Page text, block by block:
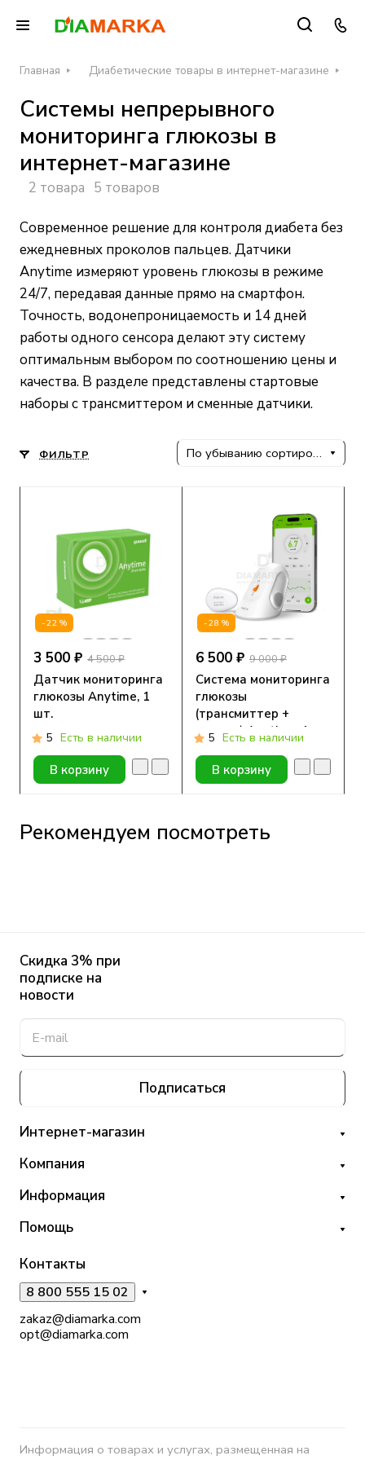
Главная Диабетические товары в интернет-магазине
Системы непрерывного
мониторинга глюкозы в
интернет-магазине
2 товара 5 товаров
Современное решение для контроля диабета без
ежедневных проколов пальцев. Датчики
Anytime измеряют уровень глюкозы в режиме
24/7, передавая данные прямо на смартфон.
Точность, водонепроницаемость и 14 дней
работы одного сенсора делают эту систему
оптимальным выбором по соотношению цены и
качества. В разделе представлены стартовые
наборы с трансмиттером и сменные датчики.
ФИЛЬТР По убыванию сортировки
-22%
3 500 ₽ 4 500 ₽
Датчик мониторинга
глюкозы Anytime, 1
шт.
5 Есть в наличии
В корзину
-28%
6 500 ₽ 9 000 ₽
Система мониторинга
глюкозы
(трансмиттер +
датчик) Anytime, 1
шт.
5 Есть в наличии
В корзину
Рекомендуем посмотреть
Скидка 3% при
подписке на
новости
Подписаться
Интернет-магазин
Компания
Информация
Помощь
Контакты
8 800 555 15 02
zakaz@diamarka.com
opt@diamarka.com
Информация о товарах и услугах, размещенная на